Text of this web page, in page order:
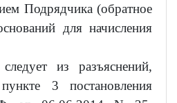
Подрядчика (обратное
для начисления
из разъяснений,
3 постановления